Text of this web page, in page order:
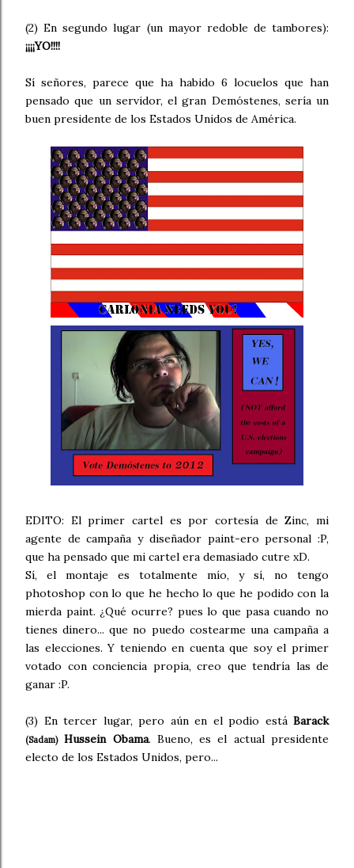
(2) En segundo lugar (un mayor redoble de tambores):
¡¡¡¡YO!!!!
Sí señores, parece que ha habido 6 locuelos que han
pensado que un servidor, el gran Demóstenes, sería un
buen presidente de los Estados Unidos de América.
EDITO: El primer cartel es por cortesía de Zinc, mi
agente de campaña y diseñador paint-ero personal :P,
que ha pensado que mi cartel era demasiado cutre xD.
Sí, el montaje es totalmente mío, y sí, no tengo
photoshop con lo que he hecho lo que he podido con la
mierda paint. ¿Qué ocurre? pues lo que pasa cuando no
tienes dinero... que no puedo costearme una campaña a
las elecciones. Y teniendo en cuenta que soy el primer
votado con conciencia propia, creo que tendría las de
ganar :P.
(3) En tercer lugar, pero aún en el podio está Barack
(Sadam)Hussein Obama. Bueno, es el actual presidente
electo de los Estados Unidos, pero...